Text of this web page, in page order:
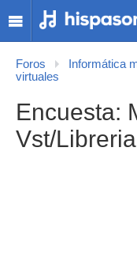
Foros Informática
virtuales
Encuesta:
Vst/Libreria